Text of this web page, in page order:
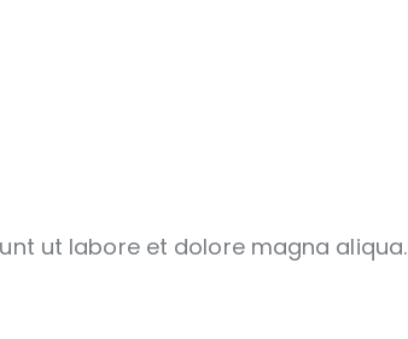
ut labore et dolore magna aliqua.